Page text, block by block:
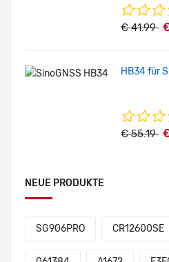
€ 41.99
HB34 für
€ 55.19
NEUE PRODUKTE
SG906PRO CR12600SE